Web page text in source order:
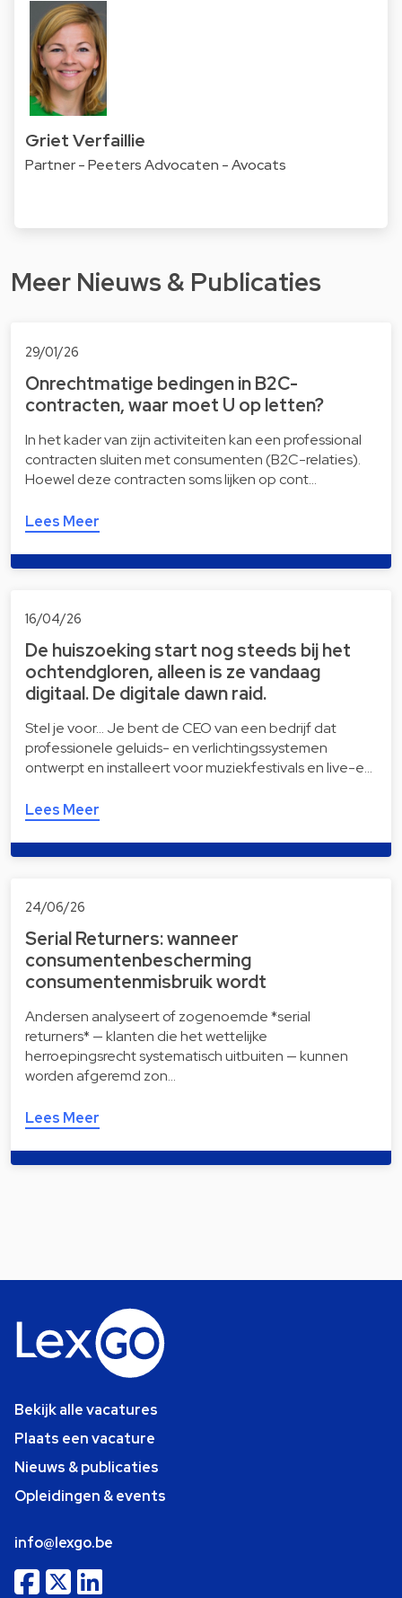
Griet Verfaillie
Partner - Peeters Advocaten - Avocats
Meer Nieuws & Publicaties
29/01/26
Onrechtmatige bedingen in B2C-
contracten, waar moet U op letten?
In het kader van zijn activiteiten kan een professional
contracten sluiten met consumenten (B2C-relaties).
Hoewel deze contracten soms lijken op cont…
Lees Meer
16/04/26
De huiszoeking start nog steeds bij het
ochtendgloren, alleen is ze vandaag
digitaal. De digitale dawn raid.
Stel je voor… Je bent de CEO van een bedrijf dat
professionele geluids- en verlichtingssystemen
ontwerpt en installeert voor muziekfestivals en live-e…
Lees Meer
24/06/26
Serial Returners: wanneer
consumentenbescherming
consumentenmisbruik wordt
Andersen analyseert of zogenoemde *serial
returners* — klanten die het wettelijke
herroepingsrecht systematisch uitbuiten — kunnen
worden afgeremd zon…
Lees Meer
Bekijk alle vacatures
Plaats een vacature
Nieuws & publicaties
Opleidingen & events
info@lexgo.be